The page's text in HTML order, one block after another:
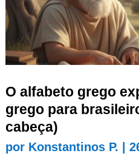
O alfabeto grego
grego para
cabeça)
por Konstantinos P.